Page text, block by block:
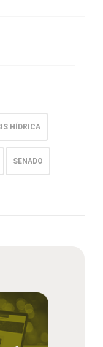
HÍDRICA
SENADO